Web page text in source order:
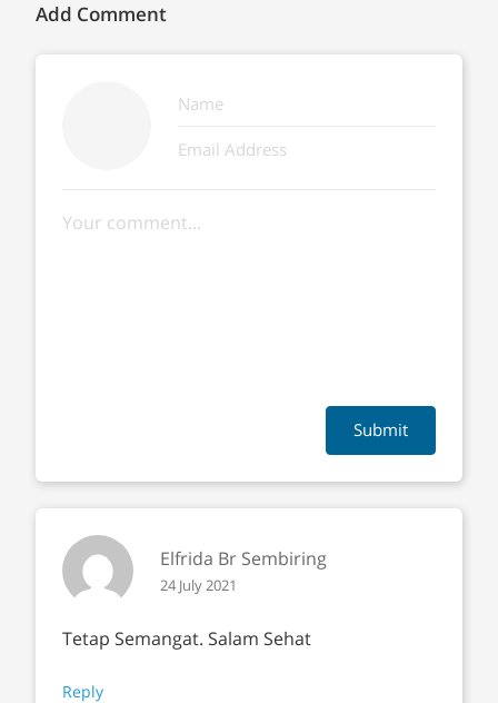
Add Comment
Submit
Elfrida Br Sembiring
24 July 2021
Tetap Semangat. Salam Sehat
Reply